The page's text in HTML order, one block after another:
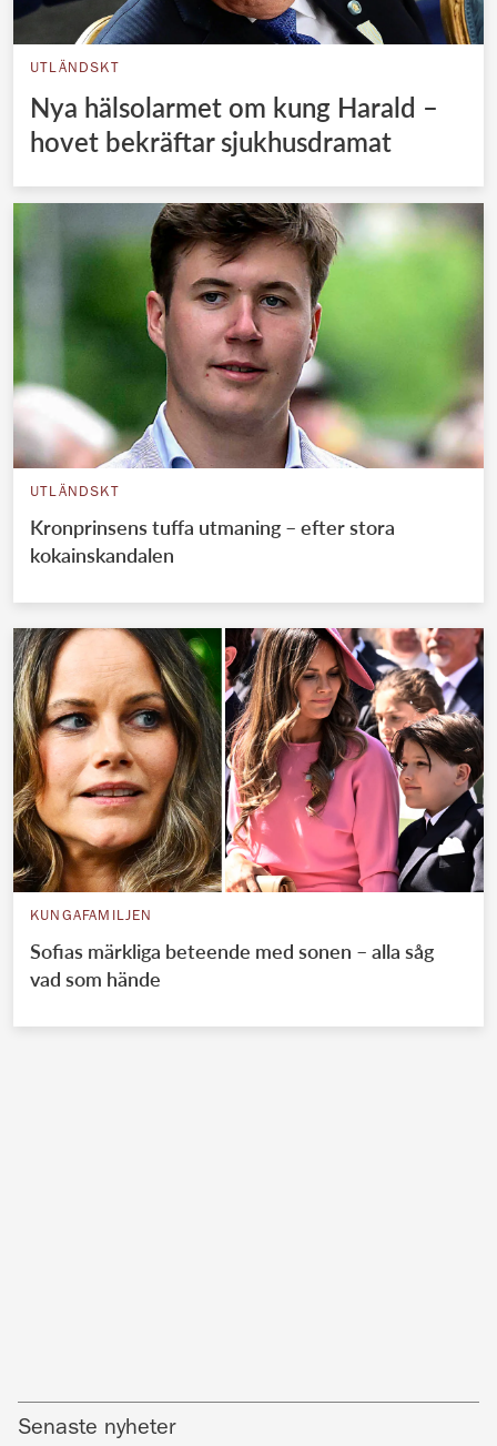
UTLÄNDSKT
Nya hälsolarmet om kung Harald –
hovet bekräftar sjukhusdramat
UTLÄNDSKT
Kronprinsens tuffa utmaning – efter stora
kokainskandalen
KUNGAFAMILJEN
Sofias märkliga beteende med sonen – alla såg
vad som hände
Senaste nyheter